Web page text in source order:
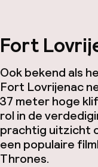
Fort
Ook bekend als
Fort Lovrijenac
37 meter hoge
rol in de
prachtig uitzicht
een populaire
Thrones.